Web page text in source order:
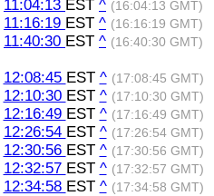
11:04:13 EST ^ (16:04:13 GMT)
11:16:19 EST ^ (16:16:19 GMT)
11:40:30 EST ^ (16:40:30 GMT)
12:08:45 EST ^ (17:08:45 GMT)
12:10:30 EST ^ (17:10:30 GMT)
12:16:49 EST ^ (17:16:49 GMT)
12:26:54 EST ^ (17:26:54 GMT)
12:30:56 EST ^ (17:30:56 GMT)
12:32:57 EST ^ (17:32:57 GMT)
12:34:58 EST ^ (17:34:58 GMT)